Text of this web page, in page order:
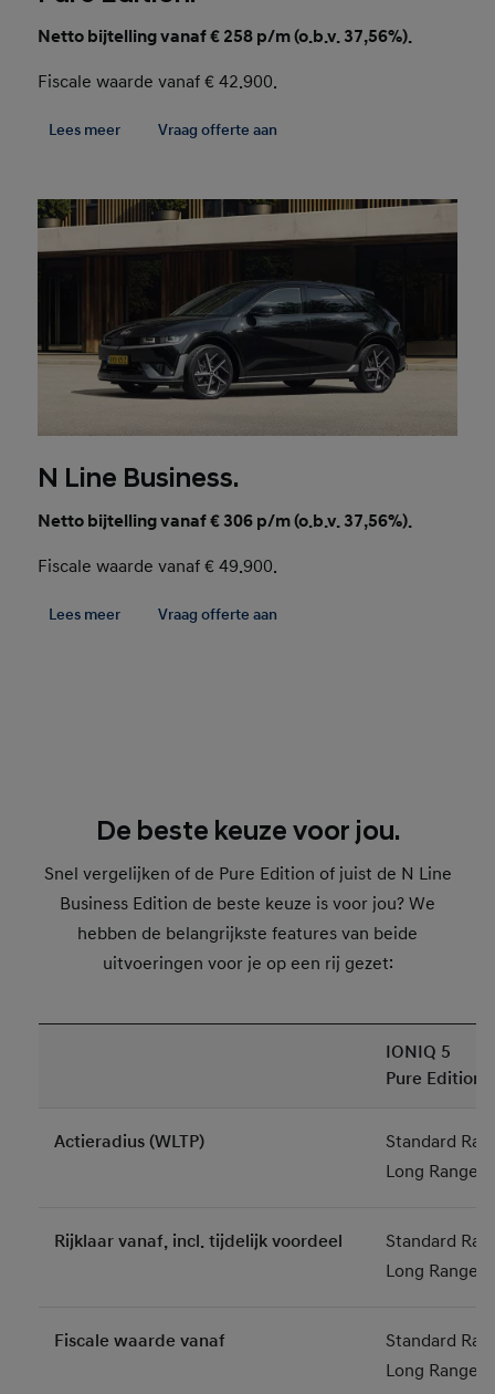
Netto bijtelling vanaf € 258 p/m (o.b.v. 37,56%).
Fiscale waarde vanaf € 42.900.
Lees meer Vraag offerte aan
N Line Business.
Netto bijtelling vanaf € 306 p/m (o.b.v. 37,56%).
Fiscale waarde vanaf € 49.900.
Lees meer Vraag offerte aan
De beste keuze voor jou.
Snel vergelijken of de Pure Edition of juist de N Line
Business Edition de beste keuze is voor jou? We
hebben de belangrijkste features van beide
uitvoeringen voor je op een rij gezet:
IONIQ 5
Pure Edition
Actieradius (WLTP)
Standard
Long Range:
Rijklaar vanaf, incl. tijdelijk voordeel
Standard
Long Range:
Fiscale waarde vanaf
Standard
Long Range: